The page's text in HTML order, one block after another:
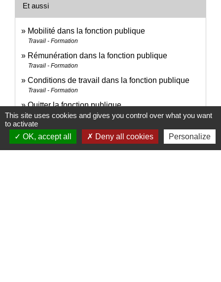
Et aussi
Mobilité dans la fonction publique
Travail - Formation
Rémunération dans la fonction publique
Travail - Formation
Conditions de travail dans la fonction publique
Travail - Formation
Quitter la fonction publique
Travail - Formation
Signaler une erreur sur cette page
This site uses cookies and gives you control over what you want
to activate
OK, accept all
Deny all cookies Personalize